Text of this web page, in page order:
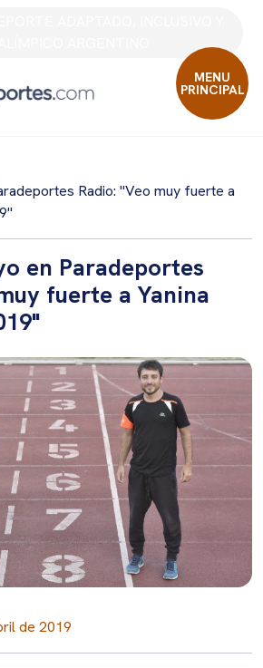
MENU
PRINCIPAL
Radio: "Veo muy fuerte a
en Paradeportes
fuerte a Yanina
de 2019